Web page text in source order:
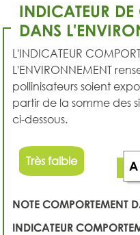
INDICATEUR
DANS
L'INDICATEUR
L'ENVIRONNEMENT
pollinisateurs soient
partir de la somme des
ci-dessous.
Très faible A
NOTE COMPORTEMENT
INDICATEUR